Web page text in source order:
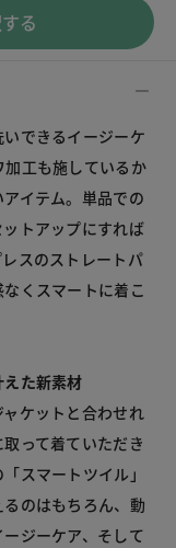
る
できるイージーケ
工も施しているか
イテム。単品での
トアップにすれば
スのストレートパ
くスマートに着こ
た新素材
ケットと合わせれ
って着ていただき
スマートツイル」
のはもちろん、動
ジーケア、そして